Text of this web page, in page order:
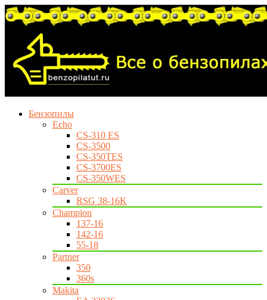
Бензопилы
Echo
CS-310 ES
CS-3500
CS-350TES
CS-3700ES
CS-350WES
Carver
RSG 38-16K
Champion
137-16
142-16
55-18
Partner
350
360s
Makita